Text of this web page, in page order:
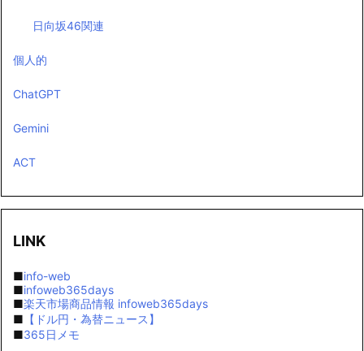
日向坂46関連
個人的
ChatGPT
Gemini
ACT
LINK
■info-web
■infoweb365days
■楽天市場商品情報 infoweb365days
■ 【ドル円・為替ニュース】
■365日メモ